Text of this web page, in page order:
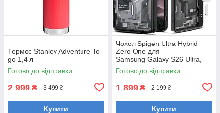
Термос Stanley Adventure To-
go 1,4 л
Готово до відправки
2 999 ₴ 3 499 ₴
Купити
Чохол Spigen Ultra Hybrid
Zero One для
Samsung Galaxy S26 Ultra,
ACS10961
Готово до відправки
1 899 ₴ 2 199 ₴
Купити